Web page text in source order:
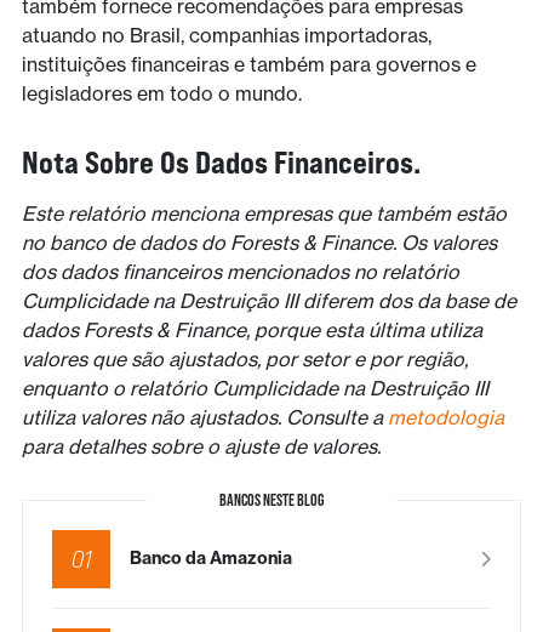
também fornece recomendações para empresas
atuando no Brasil, companhias importadoras,
instituições financeiras e também para governos e
legisladores em todo o mundo.
Nota Sobre Os Dados Financeiros.
Este relatório menciona empresas que também estão
no banco de dados do Forests & Finance. Os valores
dos dados financeiros mencionados no relatório
Cumplicidade na Destruição III diferem dos da base de
dados Forests & Finance, porque esta última utiliza
valores que são ajustados, por setor e por região,
enquanto o relatório Cumplicidade na Destruição III
utiliza valores não ajustados. Consulte a metodologia
para detalhes sobre o ajuste de valores.
BANCOS NESTE BLOG
01 Banco da Amazonia